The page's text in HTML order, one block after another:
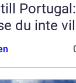
du inte